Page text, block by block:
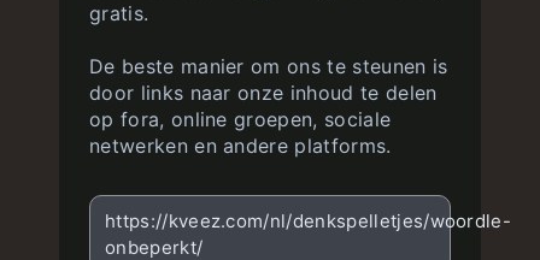
gratis.
De beste manier om ons te steunen is
door links naar onze inhoud te delen
op fora, online groepen, sociale
netwerken en andere platforms.
https://kveez.com/nl/denkspelletjes/woordle-
onbeperkt/